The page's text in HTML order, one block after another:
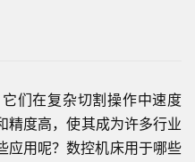
们在复杂切割操作中速度
精度高，使其成为许多行业
应用呢？数控机床用于哪些